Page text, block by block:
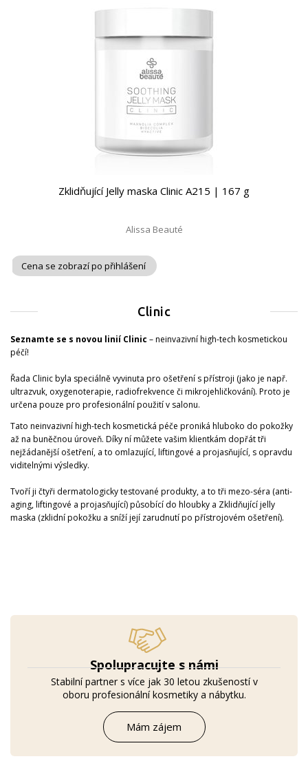
Spolupracujte s námi
Stabilní partner s více jak 30 letou zkušeností v
oboru profesionální kosmetiky a nábytku.
Mám zájem
Zklidňující Jelly maska Clinic A215 | 167 g
Alissa Beauté
Cena se zobrazí po přihlášení
Clinic
Seznamte se s novou linií Clinic – neinvazivní high-tech kosmetickou
péčí!
Řada Clinic byla speciálně vyvinuta pro ošetření s přístroji (jako je např.
ultrazvuk, oxygenoterapie, radiofrekvence či mikrojehličkování). Proto je
určena pouze pro profesionální použití v salonu.
Tato neinvazivní high-tech kosmetická péče proniká hluboko do pokožky
až na buněčnou úroveň. Díky ní můžete vašim klientkám dopřát tři
nejžádanější ošetření, a to omlazující, liftingové a projasňující, s opravdu
viditelnými výsledky.
Tvoří ji čtyři dermatologicky testované produkty, a to tři mezo-séra (anti-
aging, liftingové a projasňující) působící do hloubky a Zklidňující jelly
maska (zklidní pokožku a sníží její zarudnutí po přístrojovém ošetření).